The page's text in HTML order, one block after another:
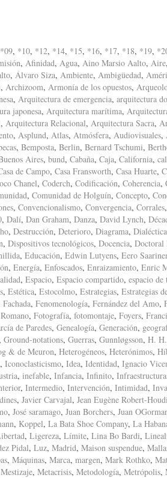
*09, *10, *12, *14, *15, *16, *17, *18, *19,
, Afinidad, Agua, Aino Marsio Aalto, Aire,
, Álvaro Siza, Ambiente, Ambigüedad,
, Archizoom, Armonía de los opuestos,
, Arquitectura de emergencia, arquitectura
japonesa, Arquitectura marítima,
, Arquitectura Relacional, Arquitectura Sacra,
, Asplund, Atlas, Atmósfera, Audiovisuales,
, Bemposta, Berlin, Bernard Tschumi,
Aires, bund, Cabaña, Caja, California,
de Campo, Casa Fransworth, Casa Huarte,
Chanel, Coderch, Codificación, Coherencia,
, Comunidad de Holguín, Concepto,
, Convencionalismo, Convergencia, Corrales,
, Dalí, Dan Graham, Danza, David Lynch,
, Destrucción, Deterioro, Diagrama, Dialéctica
, Dispositivos tecnológicos, Docencia, Doctoral
, Educación, Edwin Lutyens, Eero
, Energía, Enfoscados, Enraizamiento, Enric
, Espacio, Espacio compartido, espacio de
, Estética, Estocolmo, Estrategias, Estrategias
Fachada, Fenomenología, Fernández del Amo,
, Fotografía, fotomontaje, Foyers,
de Paredes, Genealogía, Generación,
Ground-notations, Guerras, Gunnløgsson, H.
& de Meuron, Heterogéneos, Heterónimos,
, Iconoclasticismo, Idea, Identidad, Ignacio
, inefable, Infancia, Infinito,
, Intermedio, Intervención, Intimidad,
, Javier Carvajal, Jean Eugène Robert-
, José saramago, Juan Borchers, Juan
, Koppel, La Bata Shoe Company, La
, Ligereza, Límite, Lina Bo Bardi,
Pidal, Luz, Madrid, Maison suspendue,
, Máquinas, Marca, margen, Mark Rothko,
Mestizaje, Metacrisis, Metodología, Metrópolis,